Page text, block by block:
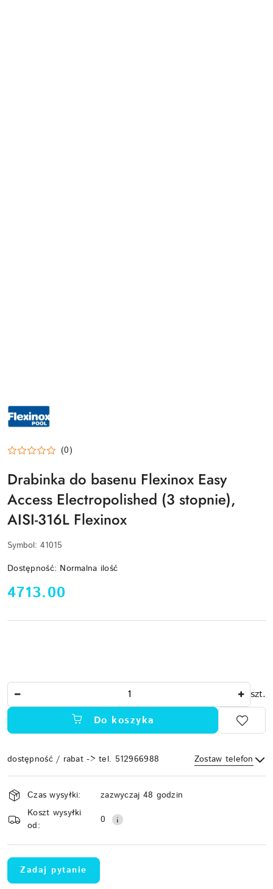
MARKI
FLEXINOX
–
LUKSUSOWYCH
STALI
NIERDZEWNEJ
DOSTĘPNY
W
(0)
Drabinka do basenu Flexinox Easy
Access Electropolished (3 stopnie),
AISI-316L Flexinox
Symbol: 41015
Dostępność: Normalna ilość
cena:
4713.00
szt.
Do koszyka
dostępność / rabat -> tel. 512966988 Zostaw telefon
Wyślij
Dostępność
i
dostawa
Czas wysyłki:
zazwyczaj 48 godzin
Koszt wysyłki
od:
0
Zadaj pytanie